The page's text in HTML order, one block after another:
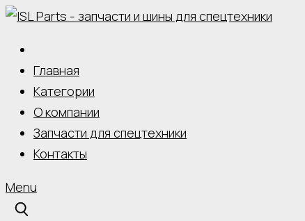
Skip
content
Главная
Категории
О компании
Запчасти для спецтехники
Контакты
Menu